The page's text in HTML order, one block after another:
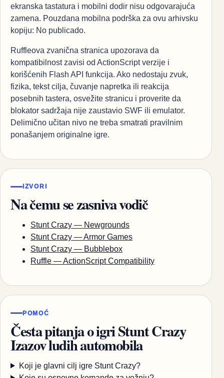
ekranska tastatura i mobilni dodir nisu odgovarajuća
zamena. Pouzdana mobilna podrška za ovu arhivsku
kopiju: No publicado.
Ruffleova zvanična stranica upozorava da
kompatibilnost zavisi od ActionScript verzije i
korišćenih Flash API funkcija. Ako nedostaju zvuk,
fizika, tekst cilja, čuvanje napretka ili reakcija
posebnih tastera, osvežite stranicu i proverite da
blokator sadržaja nije zaustavio SWF ili emulator.
Delimično učitan nivo ne treba smatrati pravilnim
ponašanjem originalne igre.
IZVORI
Na čemu se zasniva vodič
Stunt Crazy — Newgrounds
Stunt Crazy — Armor Games
Stunt Crazy — Bubblebox
Ruffle — ActionScript Compatibility
POMOĆ
Česta pitanja o igri Stunt Crazy
Izazov ludih automobila
Koji je glavni cilj igre Stunt Crazy?